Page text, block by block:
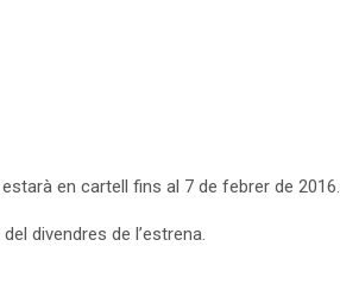
en cartell fins al 7 de febrer de 2016.
divendres de l’estrena.